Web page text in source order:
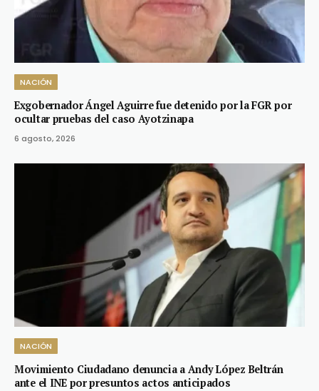
NACIÓN
Exgobernador Ángel Aguirre fue detenido por la FGR por
ocultar pruebas del caso Ayotzinapa
6 agosto, 2026
NACIÓN
Movimiento Ciudadano denuncia a Andy López Beltrán
ante el INE por presuntos actos anticipados